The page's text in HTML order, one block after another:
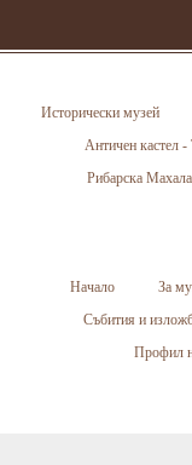
Исторически музей
Античен кастел -
Рибарска Махала
Начало За
Събития и
Профил